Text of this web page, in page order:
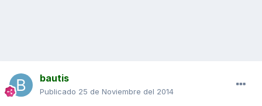
bautis
Publicado 25 de Noviembre del 2014